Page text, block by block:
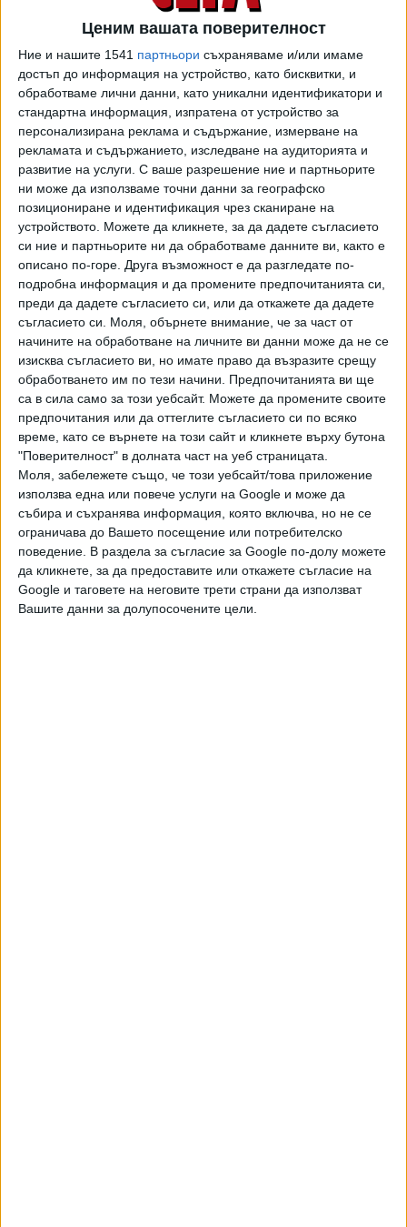
Ценим вашата поверителност
Ние и нашите 1541 партньори съхраняваме и/или имаме
достъп до информация на устройство, като бисквитки, и
обработваме лични данни, като уникални идентификатори и
стандартна информация, изпратена от устройство за
персонализирана реклама и съдържание, измерване на
рекламата и съдържанието, изследване на аудиторията и
развитие на услуги. С ваше разрешение ние и партньорите
ни може да използваме точни данни за географско
позициониране и идентификация чрез сканиране на
устройството. Можете да кликнете, за да дадете съгласието
си ние и партньорите ни да обработваме данните ви, както е
описано по-горе. Друга възможност е да разгледате по-
подробна информация и да промените предпочитанията си,
преди да дадете съгласието си, или да откажете да дадете
съгласието си. Моля, обърнете внимание, че за част от
начините на обработване на личните ви данни може да не се
изисква съгласието ви, но имате право да възразите срещу
обработването им по тези начини. Предпочитанията ви ще
са в сила само за този уебсайт. Можете да промените своите
предпочитания или да оттеглите съгласието си по всяко
време, като се върнете на този сайт и кликнете върху бутона
"Поверителност" в долната част на уеб страницата.
Моля, забележете също, че този уебсайт/това приложение
използва една или повече услуги на Google и може да
събира и съхранява информация, която включва, но не се
ограничава до Вашето посещение или потребителско
поведение. В раздела за съгласие за Google по-долу можете
да кликнете, за да предоставите или откажете съгласие на
Google и таговете на неговите трети страни да използват
Вашите данни за долупосочените цели.
върнат на работа по-рано. „Аз съм имал разговори с
много майки. Те предпочитат да работят. Не искат да
стоят вкъщи, но част от тях стоят вкъщи, защото няма
ясли за децата им“, коментира депутатът. Той заяви, че
ще бъдат предложени конкретни мерки за справяне с
този проблем, както и за ограничаване на
дискриминацията срещу жени в детеродна възраст на
пазара на труда.
Майчинството в България е две години. През първата
година майката получава 90% от среднодневното брутно
трудово възнаграждение или среднодневния
осигурителен доход, върху който са внесени или
дължими осигурителни вноски, т.е. на практика цялата си
заплата. През втората година обезщетението е доста
по-ниско – в момента е 398.81 евро, като не е
увеличавано заради липсата на бюджетни закони. Има
стимули за предсрочно връщане на работа, като в тези
случаи майката получава 50% от заплатата си заедно с
обезщетението.
В ЕС България се откроява с най-дългото майчинство,
като във всички останали държави то е под 1 година.
Последвайте ни и в
Ако искате да подкрепите независимата
и качествена журналистика в “Сега”,
можете да направите дарение през